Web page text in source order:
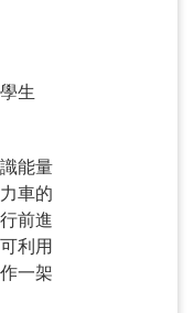
生
能量
車的
前進
利用
一架